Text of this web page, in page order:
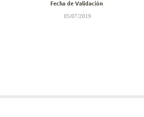
Fecha de Validación
05/07/2019